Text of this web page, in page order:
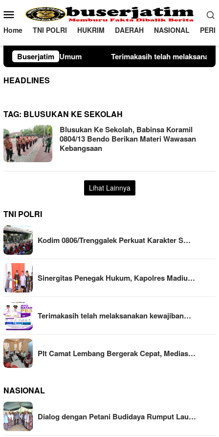
ke
konten
Menu
Mobile
Home TNI POLRI HUKRIM DAERAH NASIONAL
Buserjatim
Terimakasih telah melaksanakan kewajiban perpajakan
HEADLINES
TAG: BLUSUKAN KE SEKOLAH
Blusukan Ke Sekolah, Babinsa Koramil
0804/13 Bendo Berikan Materi Wawasan
Kebangsaan
Lihat Lainnya
TNI POLRI
Kodim 0806/Trenggalek Perkuat Karakter S…
Sinergitas Penegak Hukum, Kapolres Madiu…
Terimakasih telah melaksanakan kewajiban…
Plt Camat Lembang Bergerak Cepat, Medias…
NASIONAL
Dialog dengan Petani Budidaya Rumput Lau…